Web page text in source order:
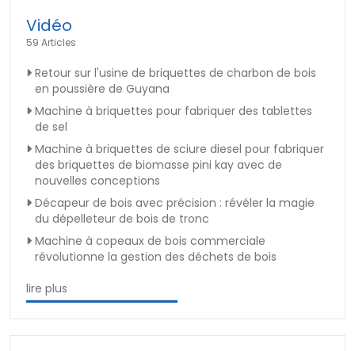
Vidéo
59 Articles
Retour sur l'usine de briquettes de charbon de bois
en poussière de Guyana
Machine à briquettes pour fabriquer des tablettes
de sel
Machine à briquettes de sciure diesel pour fabriquer
des briquettes de biomasse pini kay avec de
nouvelles conceptions
Décapeur de bois avec précision : révéler la magie
du dépelleteur de bois de tronc
Machine à copeaux de bois commerciale
révolutionne la gestion des déchets de bois
lire plus